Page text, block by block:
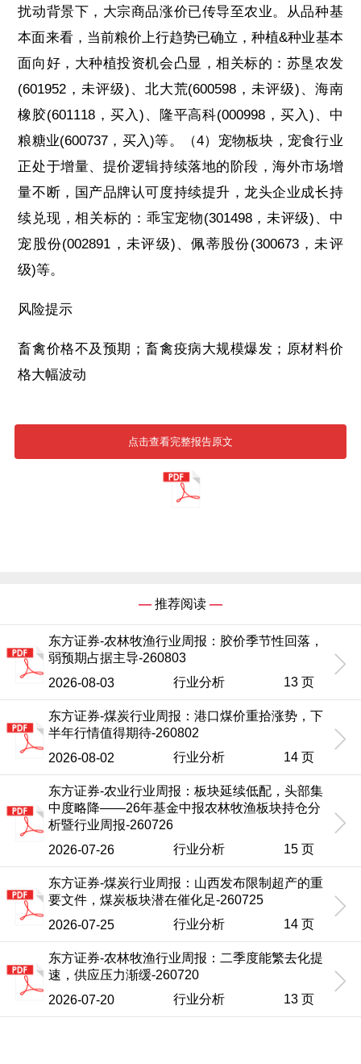
扰动背景下，大宗商品涨价已传导至农业。从品种基
本面来看，当前粮价上行趋势已确立，种植&种业基本
面向好，大种植投资机会凸显，相关标的：苏垦农发
(601952，未评级)、北大荒(600598，未评级)、海南
橡胶(601118，买入)、隆平高科(000998，买入)、中
粮糖业(600737，买入)等。（4）宠物板块，宠食行业
正处于增量、提价逻辑持续落地的阶段，海外市场增
量不断，国产品牌认可度持续提升，龙头企业成长持
续兑现，相关标的：乖宝宠物(301498，未评级)、中
宠股份(002891，未评级)、佩蒂股份(300673，未评
级)等。
风险提示
畜禽价格不及预期；畜禽疫病大规模爆发；原材料价
格大幅波动
点击查看完整报告原文
— 推荐阅读 —
东方证券-农林牧渔行业周报：胶价季节性回落，
弱预期占据主导-260803
2026-08-03
行业分析 13 页
东方证券-煤炭行业周报：港口煤价重拾涨势，下
半年行情值得期待-260802
2026-08-02
行业分析 14 页
东方证券-农业行业周报：板块延续低配，头部集
中度略降——26年基金中报农林牧渔板块持仓分
析暨行业周报-260726
2026-07-26
行业分析 15 页
东方证券-煤炭行业周报：山西发布限制超产的重
要文件，煤炭板块潜在催化足-260725
2026-07-25
行业分析 14 页
东方证券-农林牧渔行业周报：二季度能繁去化提
速，供应压力渐缓-260720
2026-07-20
行业分析 13 页